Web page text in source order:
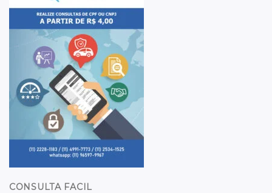
CONSULTA FACIL